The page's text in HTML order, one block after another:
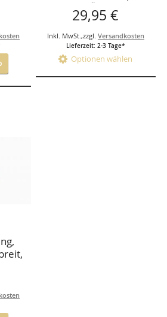
STÜCK)
29,95 €
Inkl. MwSt. ,zzgl. Versandkosten
Lieferzeit: 2-3 Tage*
Optionen wählen